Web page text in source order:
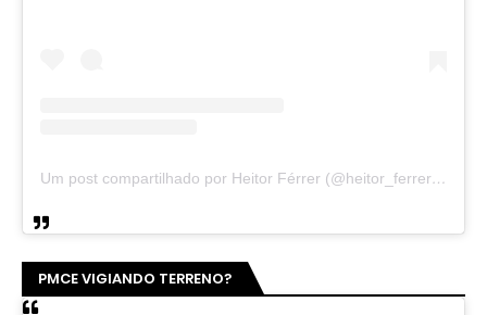
Um post compartilhado por Heitor Férrer (@heitor_ferrer77)
PMCE VIGIANDO TERRENO?